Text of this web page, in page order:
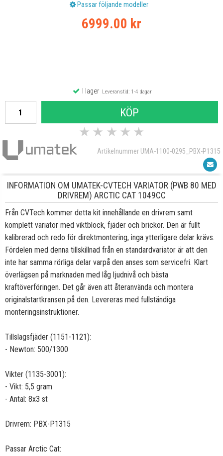
Passar följande modeller
6999.00 kr
I lagerLeveranstid: 1-4 dagar
KÖP
★ ★ ★ ★ ★
Artikelnummer UMA-1100-0295_PBX-P1315
INFORMATION OM UMATEK-CVTECH VARIATOR (PWB 80 MED
DRIVREM) ARCTIC CAT 1049CC
Från CVTech kommer detta kit innehållande en drivrem samt
komplett variator med viktblock, fjäder och brickor. Den är fullt
kalibrerad och redo för direktmontering, inga ytterligare delar krävs.
Fördelen med denna tillskillnad från en standardvariator är att den
inte har samma rörliga delar varpå den anses som servicefri. Klart
överlägsen på marknaden med låg ljudnivå och bästa
kraftöverföringen. Det går även att återanvända och montera
originalstartkransen på den. Levereras med fullständiga
monteringsinstruktioner.
Tillslagsfjäder (1151-1121):
- Newton: 500/1300
Vikter (1135-3001):
- Vikt: 5,5 gram
- Antal: 8x3 st
Drivrem: PBX-P1315
Passar Arctic Cat: